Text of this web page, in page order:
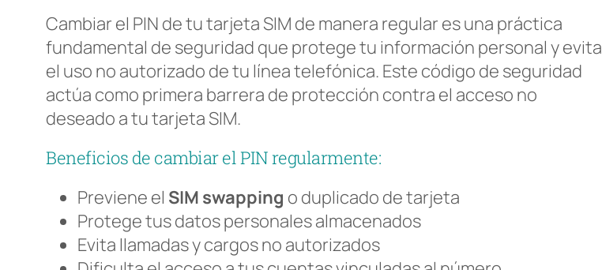
Cambiar el PIN de tu tarjeta SIM de manera regular es una práctica
fundamental de seguridad que protege tu información personal y evita
el uso no autorizado de tu línea telefónica. Este código de seguridad
actúa como primera barrera de protección contra el acceso no
deseado a tu tarjeta SIM.
Beneficios de cambiar el PIN regularmente:
Previene el SIM swapping o duplicado de tarjeta
Protege tus datos personales almacenados
Evita llamadas y cargos no autorizados